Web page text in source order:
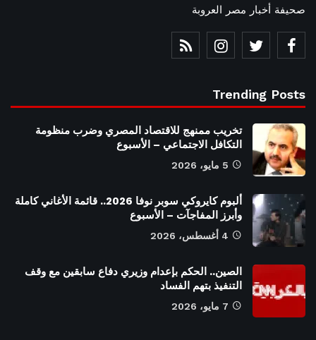
صحيفة أخبار مصر العروبة
Trending Posts
تخريب ممنهج للاقتصاد المصري وضرب منظومة
التكافل الاجتماعي – الأسبوع
5 مايو، 2026
ألبوم كايروكي سوبر نوفا 2026.. قائمة الأغاني كاملة
وأبرز المفاجآت – الأسبوع
4 أغسطس، 2026
الصين.. الحكم بإعدام وزيري دفاع سابقين مع وقف
التنفيذ بتهم الفساد
7 مايو، 2026